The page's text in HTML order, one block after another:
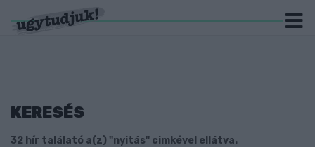
KERESÉS
32 hír találató a(z) "nyitás" cimkével ellátva.